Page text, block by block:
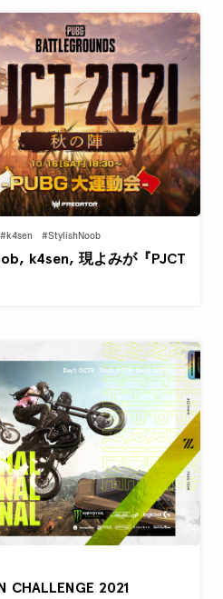
#k4sen #StylishNoob
k4sen, 現よみが『PJCT
CHALLENGE 2021